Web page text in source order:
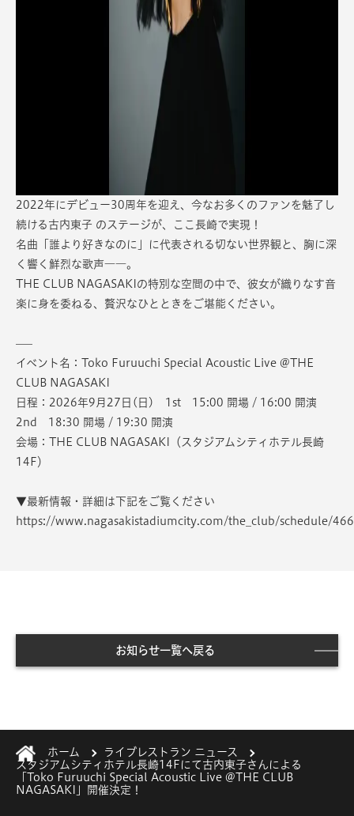
2022年にデビュー30周年を迎え、今なお多くのファンを魅了し
続ける古内東子 のステージが、ここ長崎で実現！
名曲「誰より好きなのに」に代表される切ない世界観と、胸に深
く響く鮮烈な歌声――。
THE CLUB NAGASAKIの特別な空間の中で、彼女が織りなす音
楽に身を委ねる、贅沢なひとときをご堪能ください。
—–
イベント名：Toko Furuuchi Special Acoustic Live @THE
CLUB NAGASAKI
日程：2026年9月27日(日) 1st 15:00 開場 / 16:00 開演
2nd 18:30 開場 / 19:30 開演
会場：THE CLUB NAGASAKI（スタジアムシティホテル長崎
14F）
▼最新情報・詳細は下記をご覧ください
https://www.nagasakistadiumcity.com/the_club/schedule/
お知らせ一覧へ戻る
ホーム
ライブレストラン ニュース
スタジアムシティホテル長崎14Fにて古内東子さんによる
「Toko Furuuchi Special Acoustic Live @THE CLUB
NAGASAKI」開催決定！